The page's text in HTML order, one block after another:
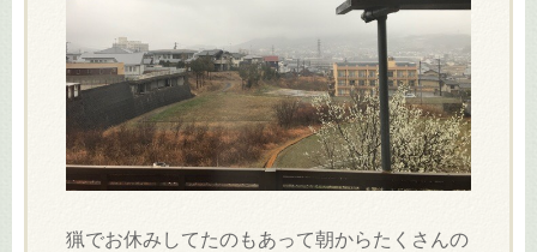
猟でお休みしてたのもあって朝からたくさんの